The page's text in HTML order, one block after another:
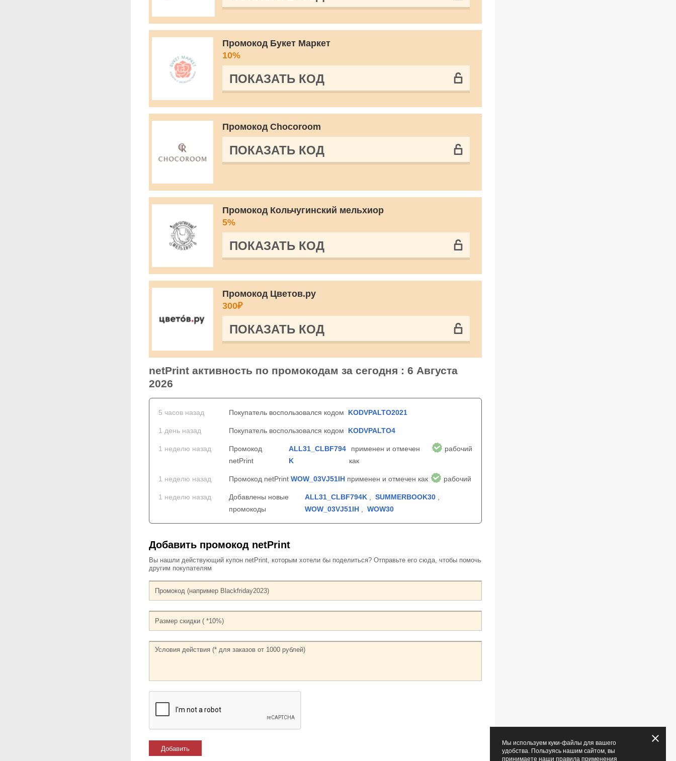
Промокод Букет Маркет
10%
ПОКАЗАТЬ КОД
Промокод Chocoroom
ПОКАЗАТЬ КОД
Промокод Кольчугинский мельхиор
5%
ПОКАЗАТЬ КОД
Промокод Цветов.ру
300₽
ПОКАЗАТЬ КОД
netPrint активность по промокодам за сегодня : 6 Августа
2026
5 часов назад Покупатель воспользовался кодом KODVPALTO2021
1 день назад Покупатель воспользовался кодом KODVPALTO4
1 неделю назад
Промокод
netPrint
ALL31_CLBF794
K
применен и отмечен
как
рабочий
1 неделю назад Промокод netPrint WOW_03VJ51IH применен и отмечен как рабочий
1 неделю назад
Добавлены новые
промокоды
ALL31_CLBF794K, SUMMERBOOK30,
WOW_03VJ51IH, WOW30
Добавить промокод netPrint
Вы нашли действующий купон netPrint, которым хотели бы поделиться? Отправьте его сюда, чтобы помочь
другим покупателям
Добавить
Мы используем куки-файлы для вашего
удобства. Пользуясь нашим сайтом, вы
принимаете наши правила применения